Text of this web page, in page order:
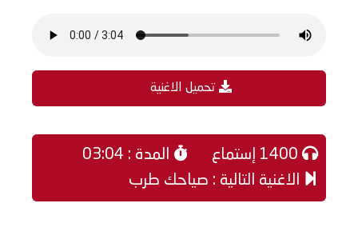
تحميل الاغنية
المدة : 03:04
الاغنية التالية : صياحك طرب